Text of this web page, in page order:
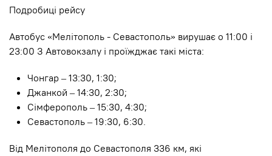
Подробиці рейсу
Автобус «Мелітополь - Севастополь» вирушає о 11:00 і
23:00 З Автовокзалу і проїжджає такі міста:
Чонгар – 13:30, 1:30;
Джанкой – 14:30, 2:30;
Сімферополь – 15:30, 4:30;
Севастополь – 19:30, 6:30.
Від Мелітополя до Севастополя 336 км, які